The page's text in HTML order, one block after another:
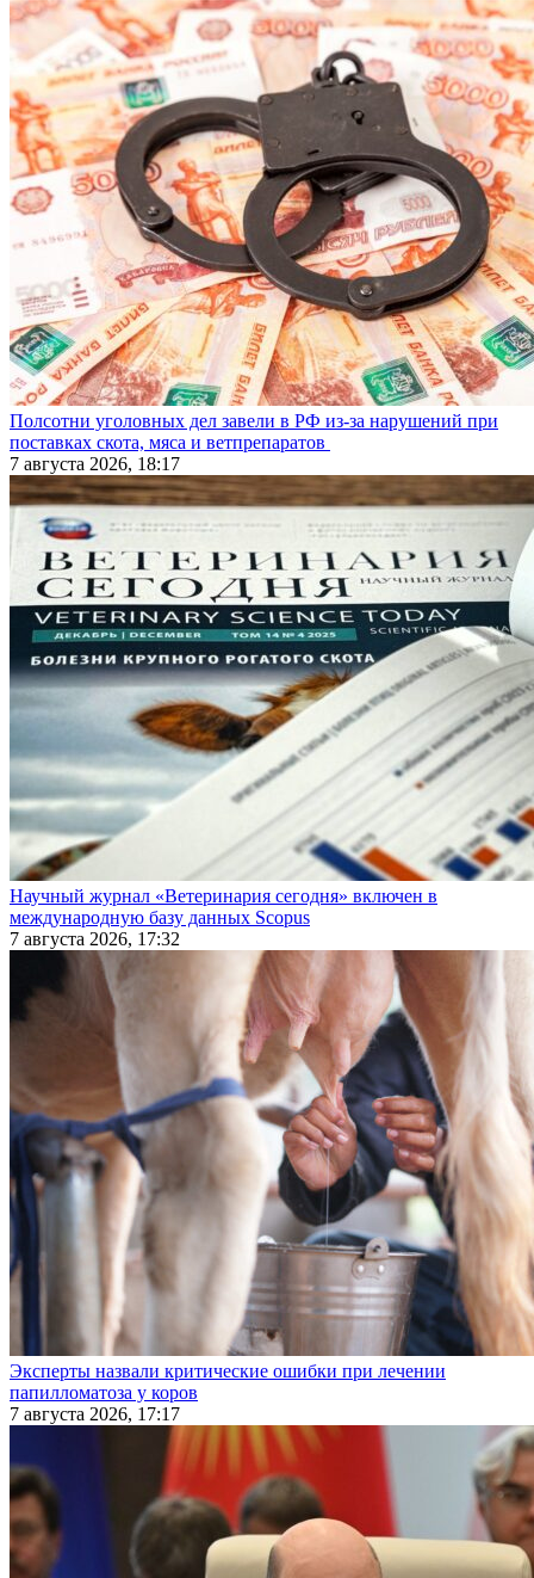
Полсотни уголовных дел завели в РФ из-за нарушений при
поставках скота, мяса и ветпрепаратов
7 августа 2026, 18:17
Научный журнал «Ветеринария сегодня» включен в
международную базу данных Scopus
7 августа 2026, 17:32
Эксперты назвали критические ошибки при лечении
папилломатоза у коров
7 августа 2026, 17:17